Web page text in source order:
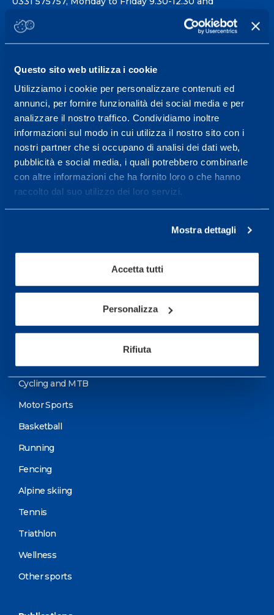
Questo sito web utilizza i cookie
Utilizziamo i cookie per personalizzare contenuti ed
annunci, per fornire funzionalità dei social media e per
analizzare il nostro traffico. Condividiamo inoltre
informazioni sul modo in cui utilizza il nostro sito con i
nostri partner che si occupano di analisi dei dati web,
pubblicità e social media, i quali potrebbero combinarle
con altre informazioni che ha fornito loro o che hanno
raccolto dal suo utilizzo dei loro servizi.
Mostra dettagli
Accetta tutti
Personalizza
Rifiuta
14.30-17.30.
RECEPTION OPENING HOURS
08.30 - 18.30
Service center for high
performance and well-
being.
More informations
Medical Services
Cycling and MTB
Motor Sports
Basketball
Running
Fencing
Alpine skiing
Tennis
Triathlon
Wellness
Other sports